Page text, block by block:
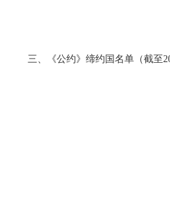
三、《公约》缔约国名单（截至